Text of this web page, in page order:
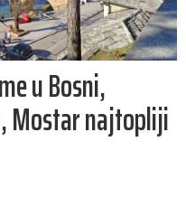
u Bosni,
Mostar najtopliji